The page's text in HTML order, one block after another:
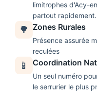
limitrophes d'Acy-
partout rapidement.
🌳 Zones Rurales
Présence assurée
reculées
📱 Coordination
Un seul numéro
le serrurier le plus